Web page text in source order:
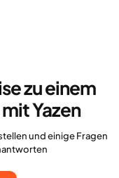
zu einem
Yazen
und einige Fragen